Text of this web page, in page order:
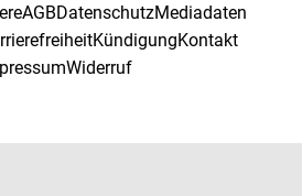
AGBDatenschutzMediadaten
KündigungKontakt
Widerruf